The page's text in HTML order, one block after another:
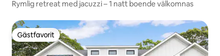
Rymlig retreat med jacuzzi – 1 natt boende välkomnas
Gästfavorit
Gästfavorit